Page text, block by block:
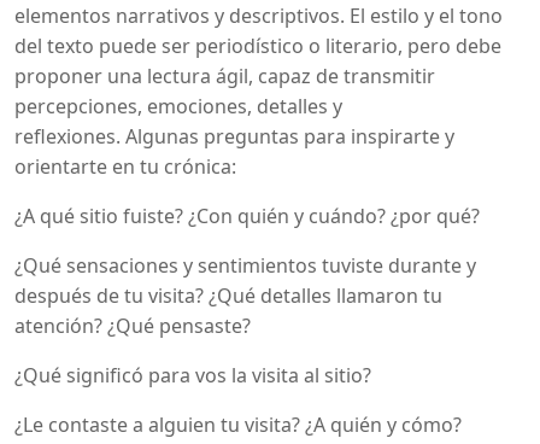
elementos narrativos y descriptivos. El estilo y el tono
del texto puede ser periodístico o literario, pero debe
proponer una lectura ágil, capaz de transmitir
percepciones, emociones, detalles y
reflexiones. Algunas preguntas para inspirarte y
orientarte en tu crónica:
¿A qué sitio fuiste? ¿Con quién y cuándo? ¿por qué?
¿Qué sensaciones y sentimientos tuviste durante y
después de tu visita? ¿Qué detalles llamaron tu
atención? ¿Qué pensaste?
¿Qué significó para vos la visita al sitio?
¿Le contaste a alguien tu visita? ¿A quién y cómo?